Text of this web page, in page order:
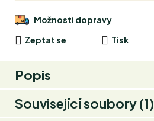
Tisk
Zeptat se
Možnosti dopravy
Popis
Související soubory (1)